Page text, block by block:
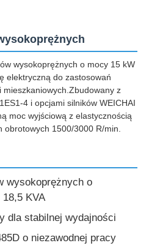
wysokoprężnych o mocy 15 kW
elektryczną do zastosowań
mieszkaniowych.Zbudowany z
4 i opcjami silników WEICHAI
moc wyjściową z elastycznością
1500/3000 R/min.
wysokoprężnych o
KVA
dla stabilnej wydajności
o niezawodnej pracy